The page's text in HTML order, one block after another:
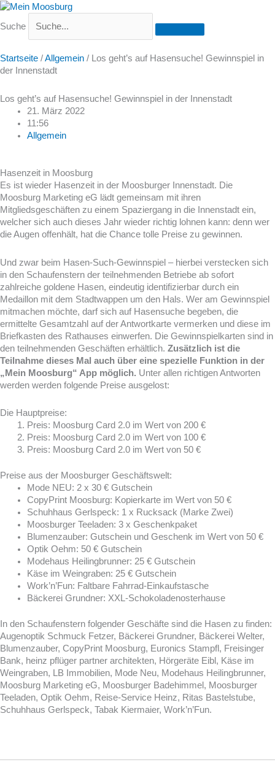
Suche
Startseite /Allgemein /
Los geht’s auf Hasensuche! Gewinnspiel in
der Innenstadt
Los geht’s auf Hasensuche! Gewinnspiel in der Innenstadt
21. März 2022
11:56
Allgemein
Hasenzeit in Moosburg
Es ist wieder Hasenzeit in der Moosburger Innenstadt. Die
Moosburg Marketing eG lädt gemeinsam mit ihren
Mitgliedsgeschäften zu einem Spaziergang in die Innenstadt ein,
welcher sich auch dieses Jahr wieder richtig lohnen kann: denn wer
die Augen offenhält, hat die Chance tolle Preise zu gewinnen.
Und zwar beim Hasen-Such-Gewinnspiel – hierbei verstecken sich
in den Schaufenstern der teilnehmenden Betriebe ab sofort
zahlreiche goldene Hasen, eindeutig identifizierbar durch ein
Medaillon mit dem Stadtwappen um den Hals. Wer am Gewinnspiel
mitmachen möchte, darf sich auf Hasensuche begeben, die
ermittelte Gesamtzahl auf der Antwortkarte vermerken und diese im
Briefkasten des Rathauses einwerfen. Die Gewinnspielkarten sind in
den teilnehmenden Geschäften erhältlich. Zusätzlich ist die
Teilnahme dieses Mal auch über eine spezielle Funktion in der
„Mein Moosburg“ App möglich. Unter allen richtigen Antworten
werden werden folgende Preise ausgelost:
Die Hauptpreise:
Preis: Moosburg Card 2.0 im Wert von 200 €
Preis: Moosburg Card 2.0 im Wert von 100 €
Preis: Moosburg Card 2.0 im Wert von 50 €
Preise aus der Moosburger Geschäftswelt:
Mode NEU: 2 x 30 € Gutschein
CopyPrint Moosburg: Kopierkarte im Wert von 50 €
Schuhhaus Gerlspeck: 1 x Rucksack (Marke Zwei)
Moosburger Teeladen: 3 x Geschenkpaket
Blumenzauber: Gutschein und Geschenk im Wert von 50 €
Optik Oehm: 50 € Gutschein
Modehaus Heilingbrunner: 25 € Gutschein
Käse im Weingraben: 25 € Gutschein
Work’n’Fun: Faltbare Fahrrad-Einkaufstasche
Bäckerei Grundner: XXL-Schokoladenosterhause
In den Schaufenstern folgender Geschäfte sind die Hasen zu finden:
Augenoptik Schmuck Fetzer, Bäckerei Grundner, Bäckerei Welter,
Blumenzauber, CopyPrint Moosburg, Euronics Stampfl, Freisinger
Bank, heinz pflüger partner architekten, Hörgeräte Eibl, Käse im
Weingraben, LB Immobilien, Mode Neu, Modehaus Heilingbrunner,
Moosburg Marketing eG, Moosburger Badehimmel, Moosburger
Teeladen, Optik Oehm, Reise-Service Heinz, Ritas Bastelstube,
Schuhhaus Gerlspeck, Tabak Kiermaier, Work’n’Fun.